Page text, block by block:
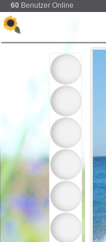
60 Benutzer Online